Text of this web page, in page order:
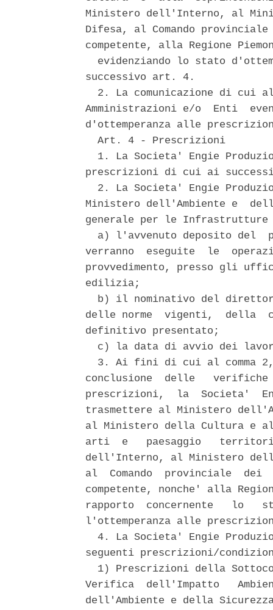
Ministero dell'Interno, al
Difesa, al Comando
competente, alla Regione
evidenziando lo stato
successivo art. 4.
2. La comunicazione di cui
Amministrazioni e/o  Enti
d'ottemperanza alle
  Art. 4 - Prescrizioni
1. La Societa' Engie
prescrizioni di cui ai
2. La Societa' Engie
Ministero dell'Ambiente e
generale per le
a) l'avvenuto deposito del
verranno  eseguite  le
provvedimento, presso gli
edilizia;
b) il nominativo del
delle norme  vigenti,  della
definitivo presentato;
c) la data di avvio dei
3. Ai fini di cui al comma
conclusione  delle
prescrizioni,  la  Societa'
trasmettere al Ministero
al Ministero della Cultura e
arti  e   paesaggio
dell'Interno, al Ministero
al  Comando  provinciale
competente, nonche' alla
rapporto  concernente   lo
l'ottemperanza alle
4. La Societa' Engie
seguenti prescrizioni/
1) Prescrizioni della
Verifica  dell'Impatto
dell'Ambiente e della